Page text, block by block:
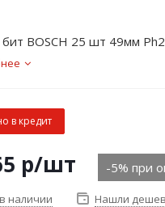
BOSCH 25 шт 49мм
в кредит
р/шт -5% при
наличии Нашли